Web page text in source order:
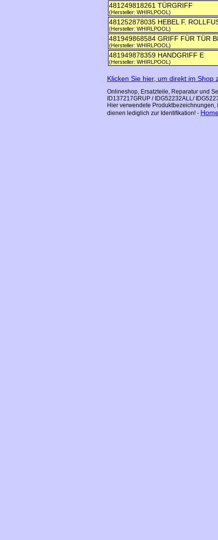
481249818261 TÜRGRIFF
(Hersteller: WHIRLPOOL)
481252878035 HEBEL F.
(Hersteller: WHIRLPOOL)
481949868584 GRIFF FÜR TÜR
(Hersteller: WHIRLPOOL)
481949878359 HANDGRIFF E
(Hersteller: WHIRLPOOL)
Klicken Sie hier, um direkt im Shop
Onlineshop, Ersatzteile, Reparatur und
ID137217GRUP / IDG52232ALL/
Hier verwendete
dienen lediglich zur Identifikation! -